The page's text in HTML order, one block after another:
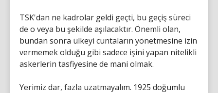
TSK'dan ne kadrolar geldi geçti, bu geçiş süreci
de o veya bu şekilde aşılacaktır. Önemli olan,
bundan sonra ülkeyi cuntaların yönetmesine izin
vermemek olduğu gibi sadece işini yapan nitelikli
askerlerin tasfiyesine de mani olmak.
Yerimiz dar, fazla uzatmayalım. 1925 doğumlu